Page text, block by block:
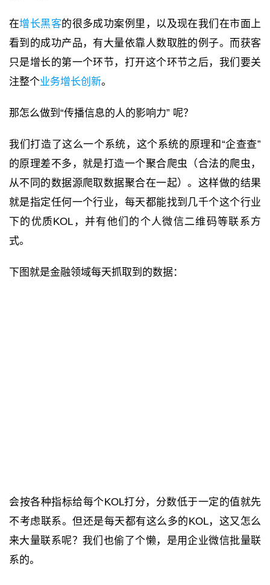
在增长黑客的很多成功案例里，以及现在我们在市面上
看到的成功产品，有大量依靠人数取胜的例子。而获客
只是增长的第一个环节，打开这个环节之后，我们要关
注整个业务增长创新。
那怎么做到“传播信息的人的影响力” 呢？
我们打造了这么一个系统，这个系统的原理和“企查查”
的原理差不多，就是打造一个聚合爬虫（合法的爬虫，
从不同的数据源爬取数据聚合在一起）。这样做的结果
就是指定任何一个行业，每天都能找到几千个这个行业
下的优质KOL，并有他们的个人微信二维码等联系方
式。
下图就是金融领域每天抓取到的数据：
会按各种指标给每个KOL打分，分数低于一定的值就先
不考虑联系。但还是每天都有这么多的KOL，这又怎么
来大量联系呢？我们也偷了个懒，是用企业微信批量联
系的。